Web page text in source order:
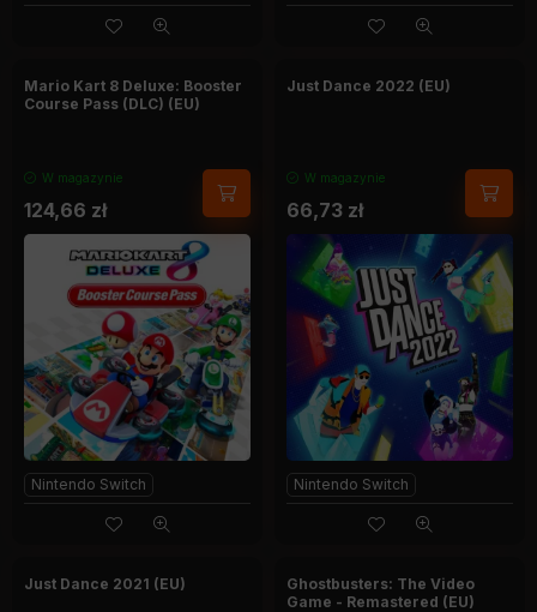
Mario Kart 8 Deluxe: Booster
Course Pass (DLC) (EU)
W magazynie
124,66 zł
Nintendo Switch
Just Dance 2022 (EU)
W magazynie
66,73 zł
Nintendo Switch
Just Dance 2021 (EU)
Ghostbusters: The Video
Game - Remastered (EU)